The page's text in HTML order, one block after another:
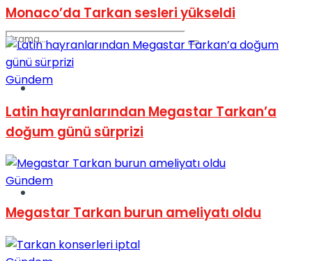
Türkiye
View All Result
Monaco’da Tarkan sesleri yükseldi
Gündem
Latin hayranlarından Megastar Tarkan’a
doğum günü sürprizi
Gündem
Megastar Tarkan burun ameliyatı oldu